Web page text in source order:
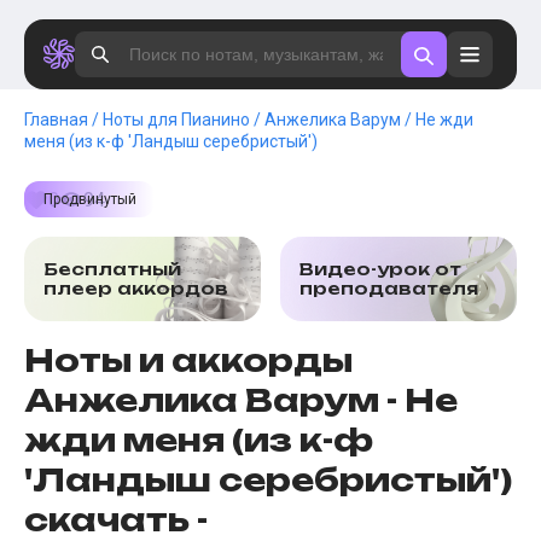
Легкие ноты для пианино
Ноты со словами (вокал)
Ноты для начинающих
Иоганн Себастьян Бах
Сергей Рахманинов
Петр Ильич Чайковский
Людвиг ван Бетховен
Hans Zimmer
Вольфганг Амадей Моцарт
Фридерик Шопен
Александр Даргомыжский
Александра Пахмутова
Александр Скрябин
Эдвард Григ
Арно Бабаджанян
Джаз
Рок
Главная Ноты для Пианино Анжелика Варум
Не жди
меня (из к-ф 'Ландыш серебристый')
0 94
Бес­плат­ный
плеер аккордов
Видео-урок от
пре­по­да­ва­те­ля
Ноты и аккорды
Анжелика Варум - Не
жди меня (из к-ф
'Ландыш серебристый')
скачать -
Продвинутый